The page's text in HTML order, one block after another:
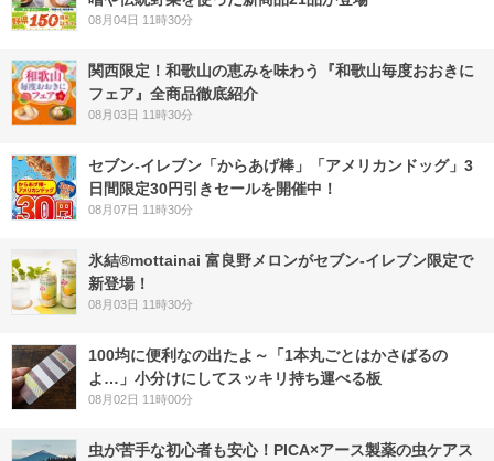
08月04日 11時30分
関西限定！和歌山の恵みを味わう『和歌山毎度おおきに
フェア』全商品徹底紹介
08月03日 11時30分
セブン‐イレブン「からあげ棒」「アメリカンドッグ」3
日間限定30円引きセールを開催中！
08月07日 11時30分
氷結®mottainai 富良野メロンがセブン‐イレブン限定で
新登場！
08月03日 11時30分
100均に便利なの出たよ～「1本丸ごとはかさばるの
よ…」小分けにしてスッキリ持ち運べる板
08月02日 11時00分
虫が苦手な初心者も安心！PICA×アース製薬の虫ケアス